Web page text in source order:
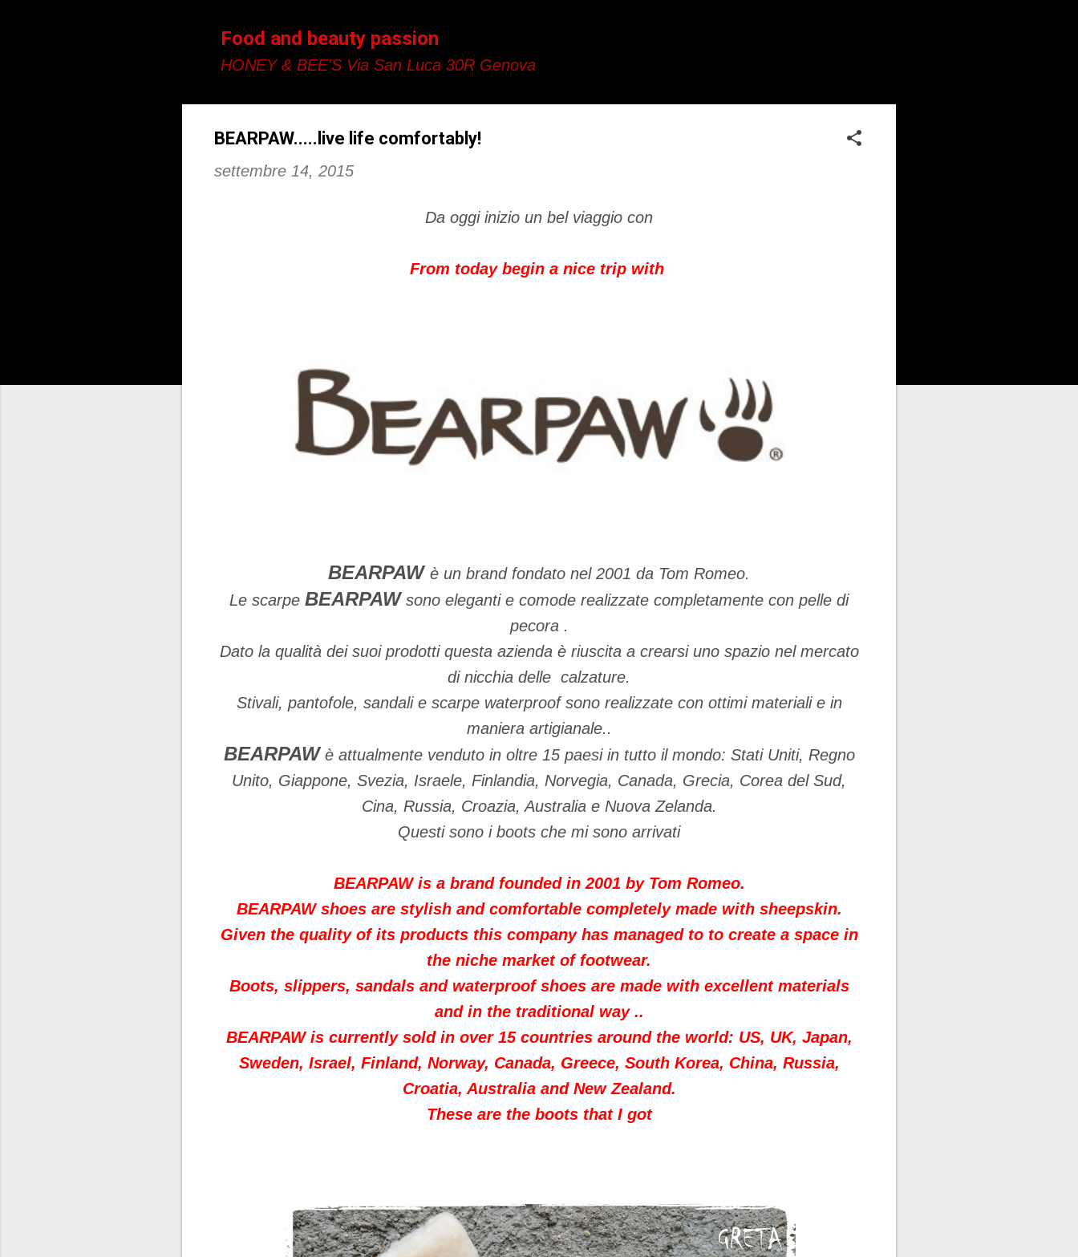
Food and beauty passion
HONEY & BEE'S Via San Luca 30R Genova
BEARPAW.....live life comfortably!
settembre 14, 2015
Da oggi inizio un bel viaggio con
From today begin a nice trip with
BEARPAW è un brand fondato nel 2001 da Tom Romeo.
Le scarpe BEARPAWsono eleganti e comode realizzate completamente con pelle di
pecora .
Dato la qualità dei suoi prodotti questa azienda è riuscita a crearsi uno spazio nel mercato
di nicchia delle calzature.
Stivali, pantofole, sandali e scarpe waterproof sono realizzate con ottimi materiali e in
maniera artigianale..
BEARPAWè attualmente venduto in oltre 15 paesi in tutto il mondo: Stati Uniti, Regno
Unito, Giappone, Svezia, Israele, Finlandia, Norvegia, Canada, Grecia, Corea del Sud,
Cina, Russia, Croazia, Australia e Nuova Zelanda.
Questi sono i boots che mi sono arrivati
BEARPAW is a brand founded in 2001 by Tom Romeo.
BEARPAW shoes are stylish and comfortable completely made with sheepskin.
Given the quality of its products this company has managed to to create a space in
the niche market of footwear.
Boots, slippers, sandals and waterproof shoes are made with excellent materials
and in the traditional way ..
BEARPAW is currently sold in over 15 countries around the world: US, UK, Japan,
Sweden, Israel, Finland, Norway, Canada, Greece, South Korea, China, Russia,
Croatia, Australia and New Zealand.
These are the boots that I got